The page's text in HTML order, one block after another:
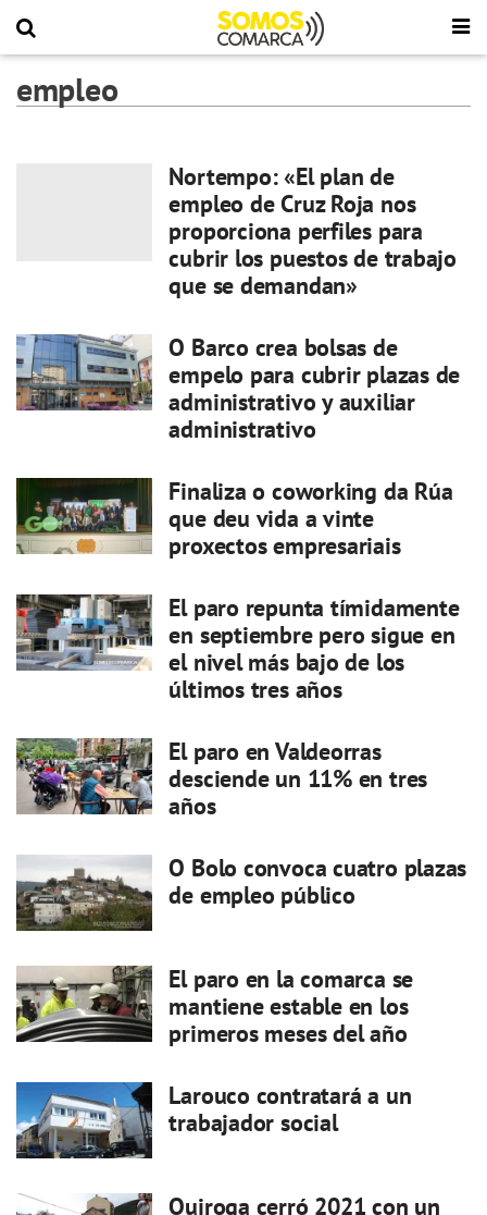
empleo
Nortempo: «El plan de
empleo de Cruz Roja nos
proporciona perfiles para
cubrir los puestos de trabajo
que se demandan»
O Barco crea bolsas de
empelo para cubrir plazas de
administrativo y auxiliar
administrativo
Finaliza o coworking da Rúa
que deu vida a vinte
proxectos empresariais
El paro repunta tímidamente
en septiembre pero sigue en
el nivel más bajo de los
últimos tres años
El paro en Valdeorras
desciende un 11% en tres
años
O Bolo convoca cuatro plazas
de empleo público
El paro en la comarca se
mantiene estable en los
primeros meses del año
Larouco contratará a un
trabajador social
Quiroga cerró 2021 con un